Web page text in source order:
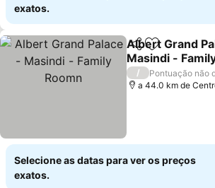
exatos.
PartilharAdicionar
Albert Grand
Masindi -
/
Pontuação não
a 44.0 km de
Selecione as datas para ver os preços
exatos.